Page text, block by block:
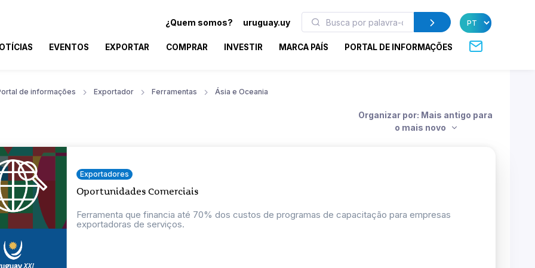
¿Quem somos? uruguay.uy
EVENTOS EXPORTAR COMPRAR INVESTIR MARCA PAÍS PORTAL DE INFORMAÇÕES
de informações Exportador Ferramentas Ásia e Oceania
Organizar por: Mais antigo para
o mais novo
Exportadores
Oportunidades Comerciais
Ferramenta que financia até 70% dos custos de programas de capacitação para empresas
exportadoras de serviços.